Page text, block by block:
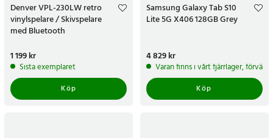
Denver VPL-230LW retro
vinylspelare / Skivspelare
med Bluetooth
Pris:1 199 kr
1 199 kr
Sista exemplaret
Köp
Samsung Galaxy Tab S10
Lite 5G X406 128GB Grey
Pris:4 829 kr
4 829 kr
Varan finns i vårt fjärrlager,
Köp